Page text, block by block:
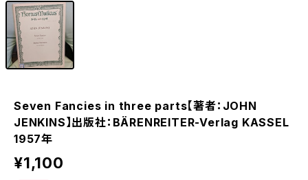
Seven Fancies in three parts【著者：JOHN
JENKINS】出版社：BÄRENREITER-Verlag KASSEL
1957年
¥1,100